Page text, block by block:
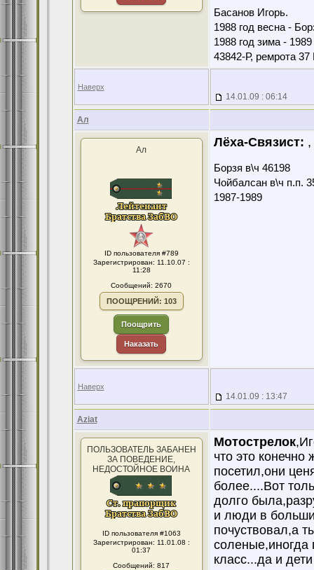
Басанов Игорь.
1988 год весна -
1988 год зима -
43842-Р, ремрота
Наверх
14.01.09 : 06:14
Ал
Ал
ID пользователя #789
Зарегистрирован: 11.10.07 :
11:28
Сообщений: 2670
ПООЩРЕНИЙ: 103
Поощрить
Наказать
Лёха-Связист:
Борзя в\ч 46198
Чойбалсан в\ч п.п.
1987-1989
Наверх
14.01.09 : 13:47
Aziat
ПОЛЬЗОВАТЕЛЬ ЗАБАНЕН
ЗА ПОВЕДЕНИЕ,
НЕДОСТОЙНОЕ ВОИНА
ID пользователя #1063
Зарегистрирован: 11.01.08 :
01:37
Сообщений: 817
Мотострелок
что это
посетил,они
более....Вот
долго
и люди в
почуствовал,а
класс...да и